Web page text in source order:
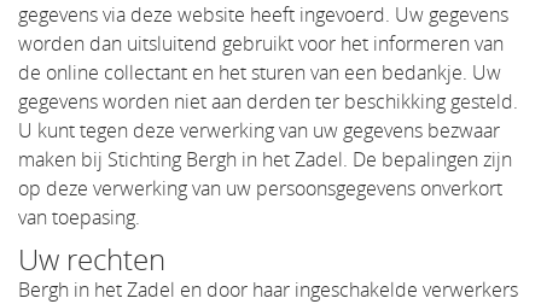
gegevens via deze website heeft ingevoerd. Uw gegevens
worden dan uitsluitend gebruikt voor het informeren van
de online collectant en het sturen van een bedankje. Uw
gegevens worden niet aan derden ter beschikking gesteld.
U kunt tegen deze verwerking van uw gegevens bezwaar
maken bij Stichting Bergh in het Zadel. De bepalingen zijn
op deze verwerking van uw persoonsgegevens onverkort
van toepasing.
Uw rechten
Bergh in het Zadel en door haar ingeschakelde verwerkers